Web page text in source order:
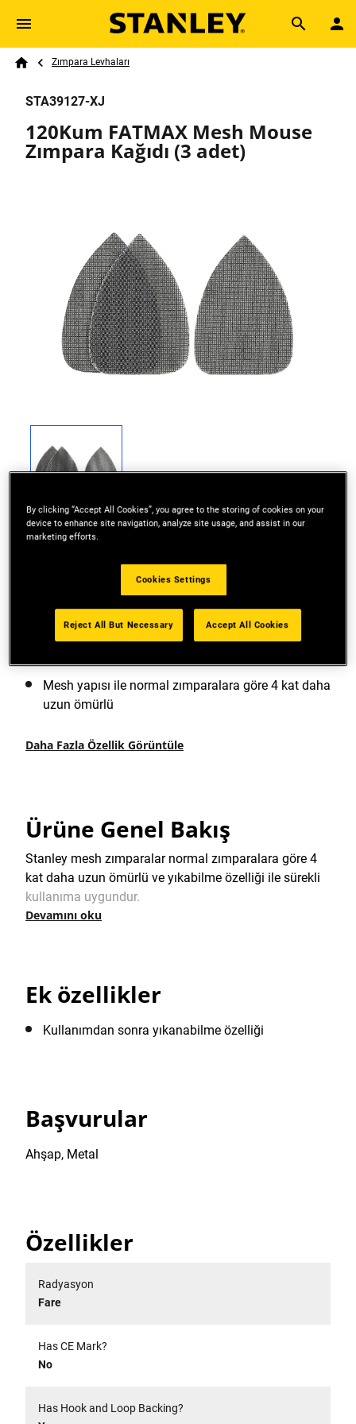
Skip to main content
Search
Breadcrumb
Zımpara Levhaları
STA39127-XJ
120Kum FATMAX Mesh Mouse
Zımpara Kağıdı (3 adet)
Mobilya restorasyonu, pencere ve kapı çerçeveleri
Mesh yapısı ile normal zımparalara göre 4 kat daha
uzun ömürlü
Daha Fazla Özellik Görüntüle
Ürüne Genel Bakış
Stanley mesh zımparalar normal zımparalara göre 4
kat daha uzun ömürlü ve yıkabilme özelliği ile sürekli
kullanıma uygundur.
Devamını oku
Ek özellikler
Kullanımdan sonra yıkanabilme özelliği
Başvurular
Ahşap, Metal
Özellikler
Radyasyon
Fare
Has CE Mark?
No
Has Hook and Loop Backing?
By clicking “Accept All Cookies”, you agree to the storing of cookies on your
device to enhance site navigation, analyze site usage, and assist in our
marketing efforts.
Cookies Settings
Reject All But Necessary Accept All Cookies